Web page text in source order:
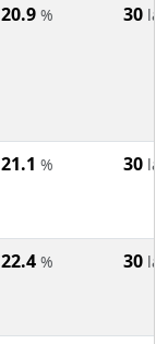
20.9 % 30 lat
21.1 % 30 lat
22.4 % 30 lat